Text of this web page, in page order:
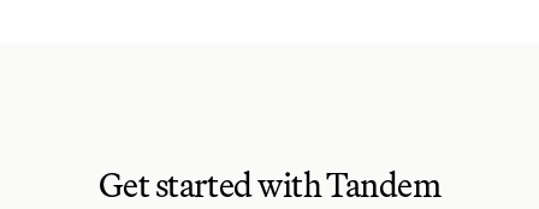
Get started with Tandem